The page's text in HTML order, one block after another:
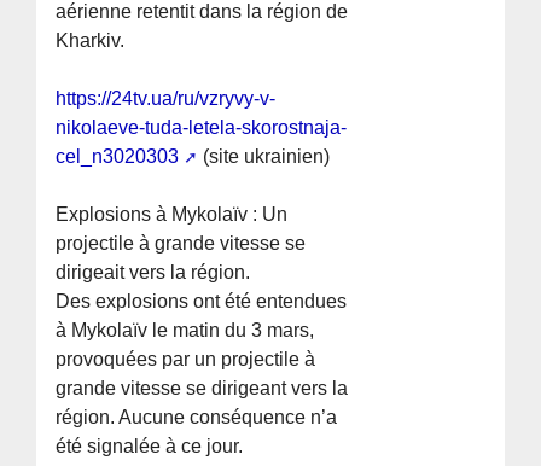
aérienne retentit dans la région de
Kharkiv.
https://24tv.ua/ru/vzryvy-v-
nikolaeve-tuda-letela-skorostnaja-
cel_n3020303
(site ukrainien)
Explosions à Mykolaïv : Un
projectile à grande vitesse se
dirigeait vers la région.
Des explosions ont été entendues
à Mykolaïv le matin du 3 mars,
provoquées par un projectile à
grande vitesse se dirigeant vers la
région. Aucune conséquence n’a
été signalée à ce jour.